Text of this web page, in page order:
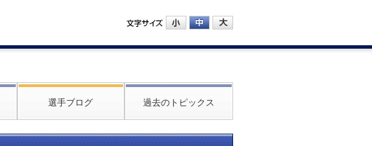
選手ブログ 過去のトピックス